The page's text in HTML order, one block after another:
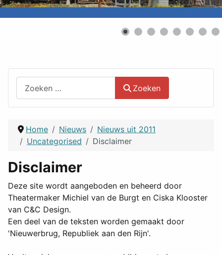
Zoeken
Home Nieuws
Nieuws uit 2011
Uncategorised
Disclaimer
Disclaimer
Deze site wordt aangeboden en beheerd door
Theatermaker Michiel van de Burgt en Ciska Klooster
van C&C Design.
Een deel van de teksten worden gemaakt door
'Nieuwerbrug, Republiek aan den Rijn'.